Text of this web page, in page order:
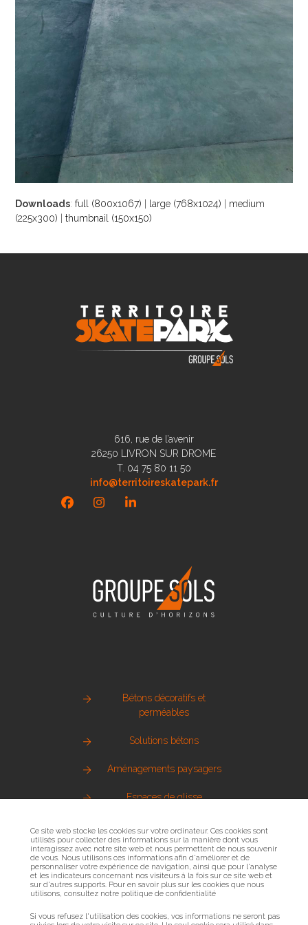
Downloads:full (800x1067) | large (768x1024) | medium
(225x300) |thumbnail (150x150)
616, rue de l’avenir
26250 LIVRON SUR DROME
T. 04 75 80 11 50
info@territoireskatepark.fr
FacebookInstagramLinkedIn
Bétons décoratifs et
perméables
Solutions bétons
Aménagements paysagers
Espaces de glisse
Métallerie urbaine
Sols sportifs
Ce site web stocke les cookies sur votre ordinateur. Ces cookies sont
utilisés pour collecter des informations sur la manière dont vous
interagissez avec notre site web et nous permettent de nous souvenir
de vous. Nous utilisons ces informations afin d'améliorer et de
personnaliser votre expérience de navigation, ainsi que pour l'analyse
et les indicateurs concernant nos visiteurs à la fois sur ce site web et
sur d'autres supports. Pour en savoir plus sur les cookies que nous
utilisons, consultez notre politique de confidentialité
Si vous refusez l'utilisation des cookies, vos informations ne seront pas